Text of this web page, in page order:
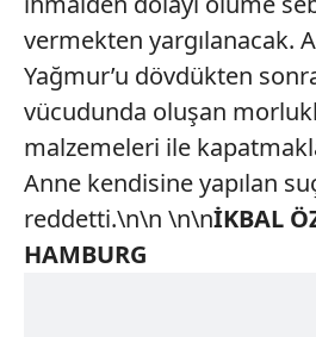
vermekten yargılanacak.
Yağmur’u dövdükten
vücudunda oluşan
malzemeleri ile
Anne kendisine yapılan
reddetti.\n\n \n\nİKBAL
HAMBURG